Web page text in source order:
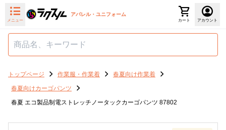
メニュー
アパレル・ユニフォーム
カート アカウント
トップページ 作業服・作業着
春夏向け作業着
春夏向けカーゴパンツ
春夏 エコ製品制電ストレッチノータックカーゴパンツ 87802